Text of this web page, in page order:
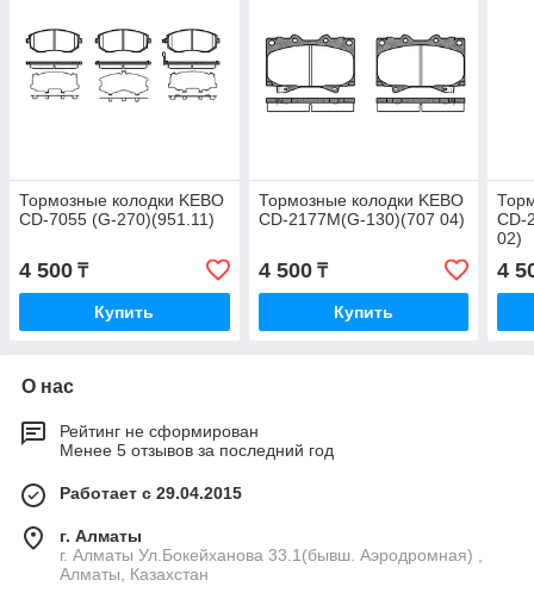
Тормозные колодки KEBO
CD-7055 (G-270)(951.11)
4 500 ₸
Купить
Тормозные колодки KEBO
CD-2177M(G-130)(707 04)
4 500₸
Купить
CD-
02)
4
О нас
Рейтинг не сформирован
Менее 5 отзывов за последний год
Работает с 29.04.2015
г. Алматы
г. Алматы Ул.Бокейханова 33.1(бывш. Аэродромная) ,
Алматы, Казахстан